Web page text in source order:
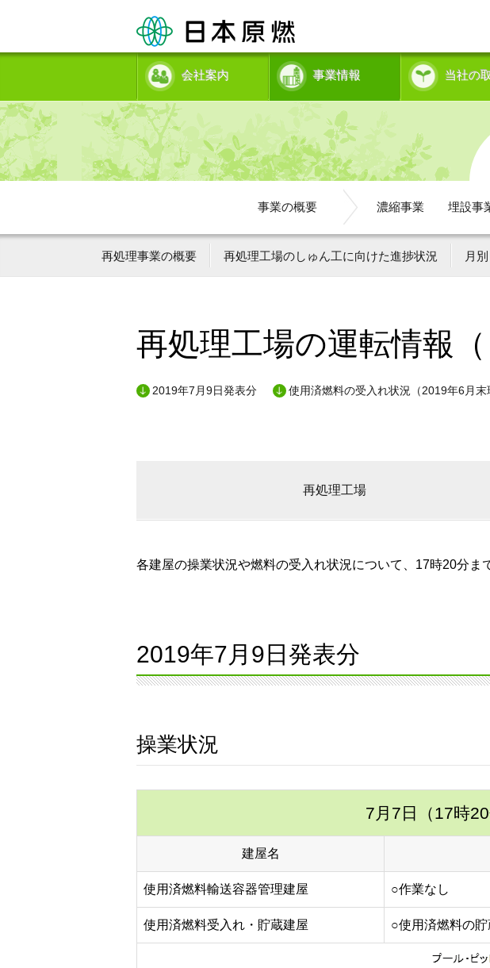
会社案内 事業情報 当社の
事業の概要 濃縮事業 埋設事
再処理事業の概要 再処理工場のしゅん工に向けた進捗状況 月
再処理工場の運転情報（
2019年7月9日発表分 使用済燃料の受入れ状況（2019年6月末
再処理工場
各建屋の操業状況や燃料の受入れ状況について、17時20分
2019年7月9日発表分
操業状況
7月7日（17時20
建屋名
使用済燃料輸送容器管理建屋 ○作業なし
使用済燃料受入れ・貯蔵建屋 ○使用済燃料の